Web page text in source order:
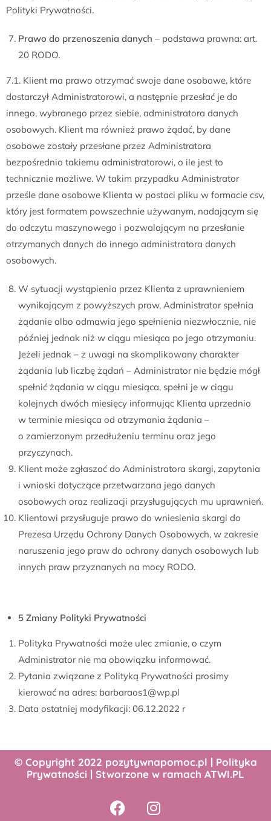
Polityki Prywatności.
Prawo do przenoszenia danych – podstawa prawna: art.
20 RODO.
7.1. Klient ma prawo otrzymać swoje dane osobowe, które
dostarczył Administratorowi, a następnie przesłać je do
innego, wybranego przez siebie, administratora danych
osobowych. Klient ma również prawo żądać, by dane
osobowe zostały przesłane przez Administratora
bezpośrednio takiemu administratorowi, o ile jest to
technicznie możliwe. W takim przypadku Administrator
prześle dane osobowe Klienta w postaci pliku w formacie csv,
który jest formatem powszechnie używanym, nadającym się
do odczytu maszynowego i pozwalającym na przesłanie
otrzymanych danych do innego administratora danych
osobowych.
W sytuacji wystąpienia przez Klienta z uprawnieniem
wynikającym z powyższych praw, Administrator spełnia
żądanie albo odmawia jego spełnienia niezwłocznie, nie
później jednak niż w ciągu miesiąca po jego otrzymaniu.
Jeżeli jednak – z uwagi na skomplikowany charakter
żądania lub liczbę żądań – Administrator nie będzie mógł
spełnić żądania w ciągu miesiąca, spełni je w ciągu
kolejnych dwóch miesięcy informując Klienta uprzednio
w terminie miesiąca od otrzymania żądania –
o zamierzonym przedłużeniu terminu oraz jego
przyczynach.
Klient może zgłaszać do Administratora skargi, zapytania
i wnioski dotyczące przetwarzana jego danych
osobowych oraz realizacji przysługujących mu uprawnień.
Klientowi przysługuje prawo do wniesienia skargi do
Prezesa Urzędu Ochrony Danych Osobowych, w zakresie
naruszenia jego praw do ochrony danych osobowych lub
innych praw przyznanych na mocy RODO.
5 Zmiany Polityki Prywatności
Polityka Prywatności może ulec zmianie, o czym
Administrator nie ma obowiązku informować.
Pytania związane z Polityką Prywatności prosimy
kierować na adres: barbaraos1@wp.pl
Data ostatniej modyfikacji: 06.12.2022 r
© Copyright 2022 pozytywnapomoc.pl | Polityka
Prywatności | Stworzone w ramach ATWI.PL